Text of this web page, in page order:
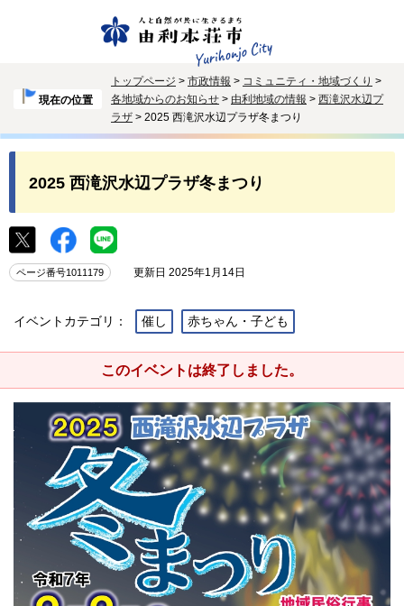
現在の位置
トップページ > 市政情報 > コミュニティ・地域づくり >
各地域からのお知らせ > 由利地域の情報 > 西滝沢水辺プ
ラザ > 2025 西滝沢水辺プラザ冬まつり
2025 西滝沢水辺プラザ冬まつり
ページ番号1011179 更新日 2025年1月14日
イベントカテゴリ： 催し 赤ちゃん・子ども
このイベントは終了しました。